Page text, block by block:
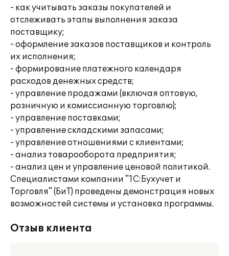
- как учитывать заказы покупателей и
отслеживать этапы выполнения заказа
поставщику;
- оформление заказов поставщиков и контроль
их исполнения;
- формирование платежного календаря
расходов денежных средств;
- управление продажами (включая оптовую,
розничную и комиссионную торговлю);
- управление поставками;
- управление складскими запасами;
- управление отношениями с клиентами;
- анализ товарооборота предприятия;
- анализ цен и управление ценовой политикой.
Специалистами компании "1С:Бухучет и
Торговля" (БиТ) проведены демонстрация новых
возможностей системы и установка программы.
Отзыв клиента